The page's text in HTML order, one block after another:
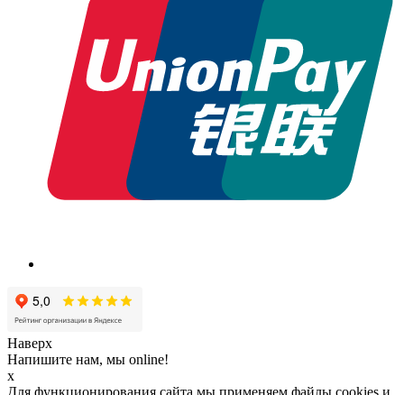
Наверх
Напишите нам, мы online!
x
Для функционирования сайта мы применяем файлы cookies и